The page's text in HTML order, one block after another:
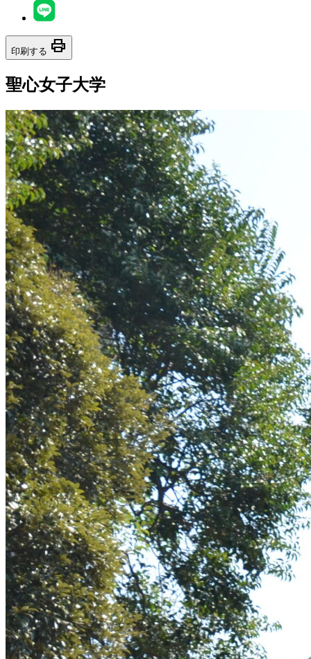
印刷する print
聖心女子大学